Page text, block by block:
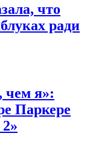
что
ради
чем я»:
Паркере